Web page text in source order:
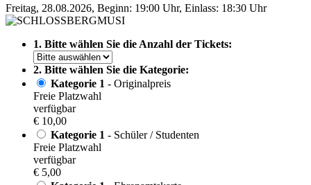
Freitag, 28.08.2026, Beginn: 19:00 Uhr, Einlass: 18:30 Uhr
1. Bitte wählen Sie die Anzahl der Tickets:
2. Bitte wählen Sie die Kategorie:
Kategorie 1 - Originalpreis
Freie Platzwahl
verfügbar
€ 10,00
Kategorie 1 - Schüler / Studenten
Freie Platzwahl
verfügbar
€ 5,00